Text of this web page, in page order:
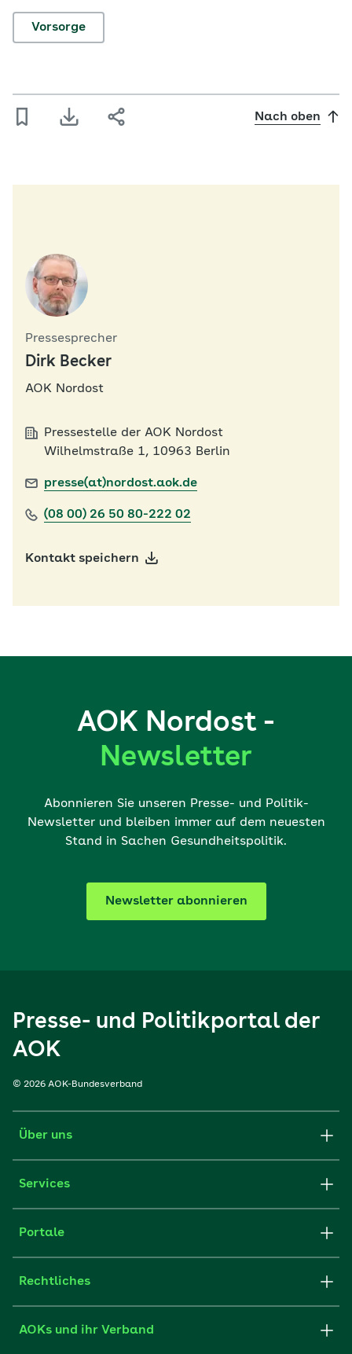
Vorsorge
Nach oben
Pressesprecher
Dirk Becker
AOK Nordost
Pressestelle der AOK Nordost
Wilhelmstraße 1, 10963 Berlin
presse(at)nordost.aok.de
(08 00) 26 50 80-222 02
Kontakt speichern
AOK Nordost -
Newsletter
Abonnieren Sie unseren Presse- und Politik-
Newsletter und bleiben immer auf dem neuesten
Stand in Sachen Gesundheitspolitik.
Newsletter abonnieren
Presse- und Politikportal der
AOK
© 2026 AOK-Bundesverband
Über uns
Services
Portale
Rechtliches
AOKs und ihr Verband